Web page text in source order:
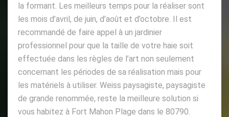
la formant. Les meilleurs temps pour la réaliser sont
les mois d’avril, de juin, d’août et d’octobre. Il est
recommandé de faire appel à un jardinier
professionnel pour que la taille de votre haie soit
effectuée dans les règles de l’art non seulement
concernant les périodes de sa réalisation mais pour
les matériels à utiliser. Weiss paysagiste, paysagiste
de grande renommée, reste la meilleure solution si
vous habitez à Fort Mahon Plage dans le 80790.